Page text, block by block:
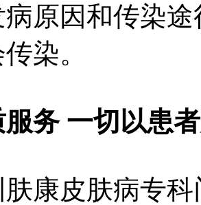
病原因和传染
染。
务 一切以患
皮肤病专科